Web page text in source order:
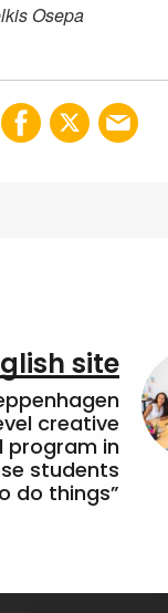
Osepa
site
creative
program in
students
do things”